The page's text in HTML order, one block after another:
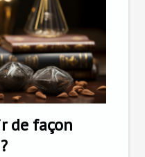
de façon